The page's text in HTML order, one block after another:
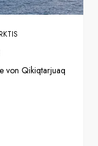
von Qikiqtarjuaq